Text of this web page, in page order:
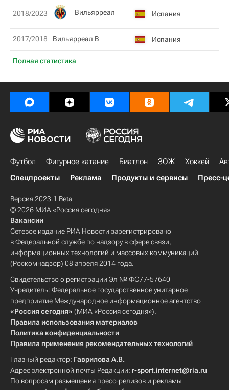
Полная статистика
2018/2023 Вильярреал Испания
2017/2018 Вильярреал В Испания
Футбол Фигурное катание Биатлон ЗОЖ Хоккей
Спецпроекты
Реклама Продукты и сервисы Пресс-
Версия 2023.1 Beta
© 2026 МИА «Россия сегодня»
Вакансии
Сетевое издание РИА Новости зарегистрировано
в Федеральной службе по надзору в сфере связи,
информационных технологий и массовых коммуникаций
(Роскомнадзор) 08 апреля 2014 года.
Свидетельство о регистрации Эл № ФС77-57640
Учредитель: Федеральное государственное унитарное
предприятие Международное информационное агентство
«Россия сегодня» (МИА «Россия сегодня»).
Правила использования материалов
Политика конфиденциальности
Правила применения рекомендательных технологий
Главный редактор: Гаврилова А.В.
Адрес электронной почты Редакции: r-sport.internet@ria.ru
По вопросам размещения пресс-релизов и рекламы